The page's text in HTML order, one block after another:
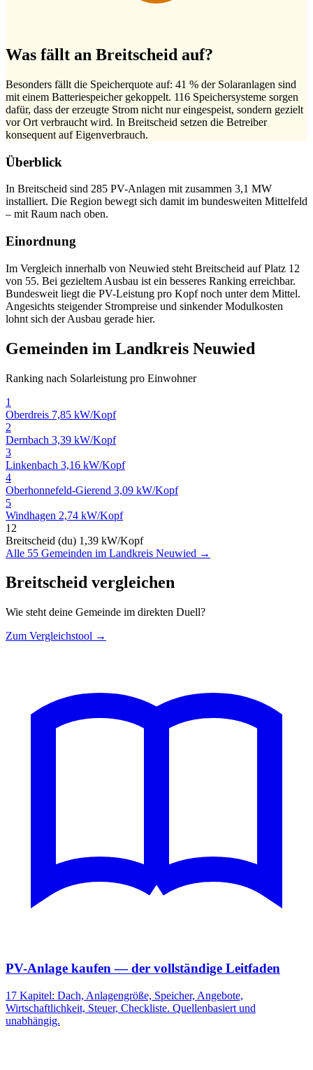
Was fällt an Breitscheid auf?
Besonders fällt die Speicherquote auf: 41 % der Solaranlagen sind
mit einem Batteriespeicher gekoppelt. 116 Speichersysteme sorgen
dafür, dass der erzeugte Strom nicht nur eingespeist, sondern gezielt
vor Ort verbraucht wird. In Breitscheid setzen die Betreiber
konsequent auf Eigenverbrauch.
Überblick
In Breitscheid sind 285 PV-Anlagen mit zusammen 3,1 MW
installiert. Die Region bewegt sich damit im bundesweiten Mittelfeld
– mit Raum nach oben.
Einordnung
Im Vergleich innerhalb von Neuwied steht Breitscheid auf Platz 12
von 55. Bei gezieltem Ausbau ist ein besseres Ranking erreichbar.
Bundesweit liegt die PV-Leistung pro Kopf noch unter dem Mittel.
Angesichts steigender Strompreise und sinkender Modulkosten
lohnt sich der Ausbau gerade hier.
Gemeinden im Landkreis Neuwied
Ranking nach Solarleistung pro Einwohner
1
Oberdreis 7,85 kW/Kopf
2
Dernbach 3,39 kW/Kopf
3
Linkenbach 3,16 kW/Kopf
4
Oberhonnefeld-Gierend 3,09 kW/Kopf
5
Windhagen 2,74 kW/Kopf
12
Breitscheid (du) 1,39 kW/Kopf
Alle 55 Gemeinden im Landkreis Neuwied →
Breitscheid vergleichen
Wie steht deine Gemeinde im direkten Duell?
Zum Vergleichstool →
PV-Anlage kaufen — der vollständige Leitfaden
17 Kapitel: Dach, Anlagengröße, Speicher, Angebote,
Wirtschaftlichkeit, Steuer, Checkliste. Quellenbasiert und
unabhängig.